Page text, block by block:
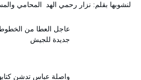
لنشوبها بقلم: نزار رحمي الهد المحامي
عاجل العطا من
جديدة للجيش
واصلة عباس تدشن